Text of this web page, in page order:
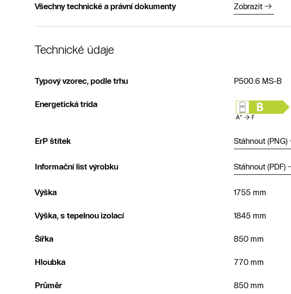
Všechny technické a právní dokumenty Zobrazit
Technické údaje
Typový vzorec, podle trhu P500.6 MS-B
Energetická trída
ErP štítek Stáhnout (PNG)
Informační list výrobku Stáhnout (PDF)
Výška 1755 mm
Výška, s tepelnou izolací 1845 mm
Šířka 850 mm
Hloubka 770 mm
Průměr 850 mm